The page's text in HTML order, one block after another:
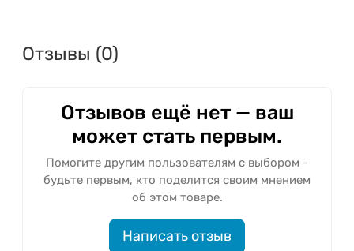
Отзывы (0)
Отзывов ещё нет — ваш
может стать первым.
Помогите другим пользователям с выбором -
будьте первым, кто поделится своим мнением
об этом товаре.
Написать отзыв